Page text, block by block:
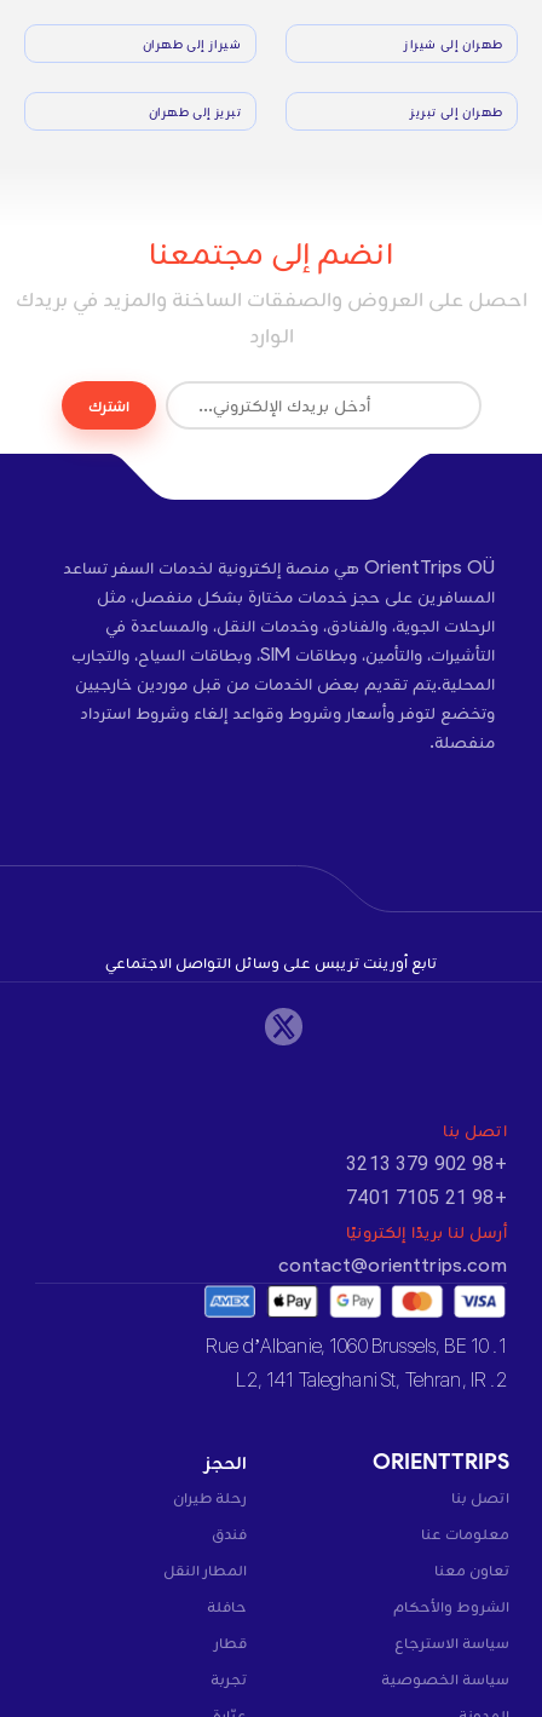
طهران إلى شيراز شيراز إلى طهران
طهران إلى تبريز تبريز إلى طهران
انضم إلى مجتمعنا
احصل على العروض والصفقات الساخنة والمزيد في بريدك
الوارد
اشترك
OrientTrips OÜ هي منصة إلكترونية لخدمات السفر تساعد
المسافرين على حجز خدمات مختارة بشكل منفصل، مثل
الرحلات الجوية، والفنادق، وخدمات النقل، والمساعدة في
التأشيرات، والتأمين، وبطاقات SIM، وبطاقات السياح، والتجارب
المحلية.يتم تقديم بعض الخدمات من قبل موردين خارجيين
وتخضع لتوفر وأسعار وشروط وقواعد إلغاء وشروط استرداد
منفصلة.
تابع أورينت تريبس على وسائل التواصل الاجتماعي
اتصل بنا
+98 902 379 3213
+98 21 7105 7401
أرسل لنا بريدًا إلكترونيًا
contact@orienttrips.com
1. 10 Rue d’Albanie, 1060 Brussels, BE
2. L2, 141 Taleghani St, Tehran, IR
ORIENTTRIPS
اتصل بنا
معلومات عنا
تعاون معنا
الشروط والأحكام
سياسة الاسترجاع
سياسة الخصوصية
الحجز
رحلة طيران
فندق
المطار النقل
حافلة
قطار
تجربة